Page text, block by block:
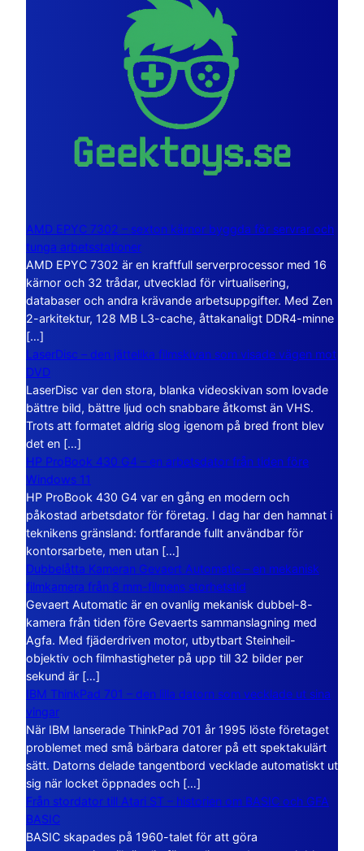
AMD EPYC 7302 – sexton kärnor byggda för servrar och
tunga arbetsstationer
AMD EPYC 7302 är en kraftfull serverprocessor med 16
kärnor och 32 trådar, utvecklad för virtualisering,
databaser och andra krävande arbetsuppgifter. Med Zen
2-arkitektur, 128 MB L3-cache, åttakanaligt DDR4-minne
[…]
LaserDisc – den jättelika filmskivan som visade vägen mot
DVD
LaserDisc var den stora, blanka videoskivan som lovade
bättre bild, bättre ljud och snabbare åtkomst än VHS.
Trots att formatet aldrig slog igenom på bred front blev
det en […]
HP ProBook 430 G4 – en arbetsdator från tiden före
Windows 11
HP ProBook 430 G4 var en gång en modern och
påkostad arbetsdator för företag. I dag har den hamnat i
teknikens gränsland: fortfarande fullt användbar för
kontorsarbete, men utan […]
Dubbelåtta Kameran Gevaert Automatic – en mekanisk
filmkamera från 8 mm-filmens storhetstid
Gevaert Automatic är en ovanlig mekanisk dubbel-8-
kamera från tiden före Gevaerts sammanslagning med
Agfa. Med fjäderdriven motor, utbytbart Steinheil-
objektiv och filmhastigheter på upp till 32 bilder per
sekund är […]
IBM ThinkPad 701 – den lilla datorn som vecklade ut sina
vingar
När IBM lanserade ThinkPad 701 år 1995 löste företaget
problemet med små bärbara datorer på ett spektakulärt
sätt. Datorns delade tangentbord vecklade automatiskt ut
sig när locket öppnades och […]
Från stordator till Atari ST – historien om BASIC och GFA
BASIC
BASIC skapades på 1960-talet för att göra